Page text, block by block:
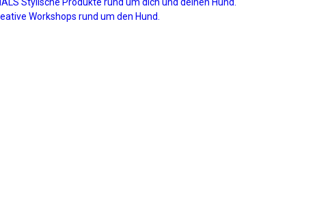
Stylische Produkte rund um dich und deinen Hund.
Workshops rund um den Hund.